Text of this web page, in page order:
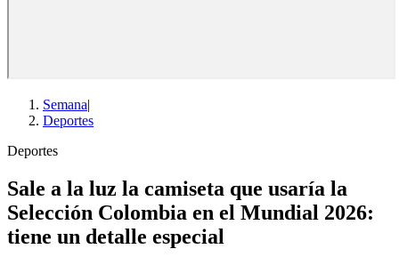
Semana|
Deportes
Deportes
Sale a la luz la camiseta que usaría la
Selección Colombia en el Mundial 2026:
tiene un detalle especial